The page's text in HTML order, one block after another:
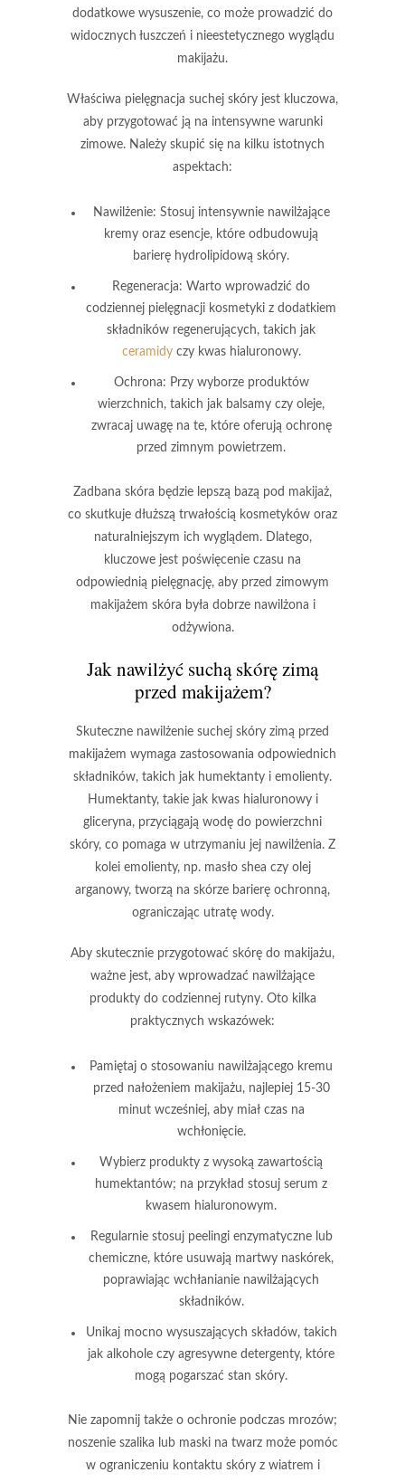
dodatkowe wysuszenie, co może prowadzić do
widocznych łuszczeń i nieestetycznego wyglądu
makijażu.
Właściwa pielęgnacja suchej skóry jest kluczowa,
aby przygotować ją na intensywne warunki
zimowe. Należy skupić się na kilku istotnych
aspektach:
Nawilżenie: Stosuj intensywnie nawilżające
kremy oraz esencje, które odbudowują
barierę hydrolipidową skóry.
Regeneracja: Warto wprowadzić do
codziennej pielęgnacji kosmetyki z dodatkiem
składników regenerujących, takich jak
ceramidyczy kwas hialuronowy.
Ochrona: Przy wyborze produktów
wierzchnich, takich jak balsamy czy oleje,
zwracaj uwagę na te, które oferują ochronę
przed zimnym powietrzem.
Zadbana skóra będzie lepszą bazą pod makijaż,
co skutkuje dłuższą trwałością kosmetyków oraz
naturalniejszym ich wyglądem. Dlatego,
kluczowe jest poświęcenie czasu na
odpowiednią pielęgnację, aby przed zimowym
makijażem skóra była dobrze nawilżona i
odżywiona.
Jak nawilżyć suchą skórę zimą
przed makijażem?
Skuteczne nawilżenie suchej skóry zimą przed
makijażem wymaga zastosowania odpowiednich
składników, takich jak humektanty i emolienty.
Humektanty, takie jak kwas hialuronowy i
gliceryna, przyciągają wodę do powierzchni
skóry, co pomaga w utrzymaniu jej nawilżenia. Z
kolei emolienty, np. masło shea czy olej
arganowy, tworzą na skórze barierę ochronną,
ograniczając utratę wody.
Aby skutecznie przygotować skórę do makijażu,
ważne jest, aby wprowadzać nawilżające
produkty do codziennej rutyny. Oto kilka
praktycznych wskazówek:
Pamiętaj o stosowaniu nawilżającego kremu
przed nałożeniem makijażu, najlepiej 15-30
minut wcześniej, aby miał czas na
wchłonięcie.
Wybierz produkty z wysoką zawartością
humektantów; na przykład stosuj serum z
kwasem hialuronowym.
Regularnie stosuj peelingi enzymatyczne lub
chemiczne, które usuwają martwy naskórek,
poprawiając wchłanianie nawilżających
składników.
Unikaj mocno wysuszających składów, takich
jak alkohole czy agresywne detergenty, które
mogą pogarszać stan skóry.
Nie zapomnij także o ochronie podczas mrozów;
noszenie szalika lub maski na twarz może pomóc
w ograniczeniu kontaktu skóry z wiatrem i